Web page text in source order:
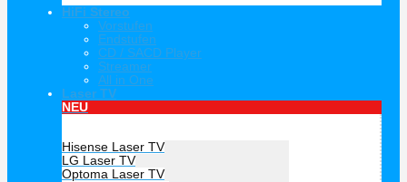
HiFi Stereo
Vorstufen
Endstufen
CD / SACD Player
Streamer
All in One
Laser TV
NEU
Hisense Laser TV
LG Laser TV
Optoma Laser TV